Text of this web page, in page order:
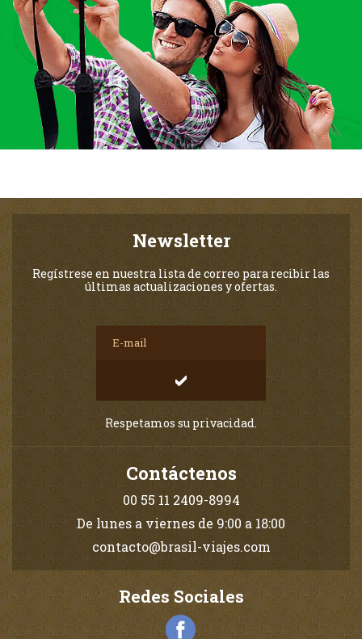
Newsletter
Regístrese en nuestra lista de correo para recibir las
últimas actualizaciones y ofertas.
Respetamos su privacidad.
Contáctenos
00 55 11 2409-8994
De lunes a viernes de 9:00 a 18:00
contacto@brasil-viajes.com
Redes Sociales